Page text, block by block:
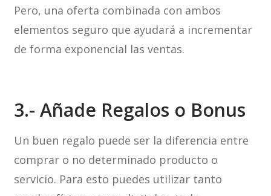
Pero, una oferta combinada con ambos
elementos seguro que ayudará a incrementar
de forma exponencial las ventas.
3.- Añade Regalos o Bonus
Un buen regalo puede ser la diferencia entre
comprar o no determinado producto o
servicio. Para esto puedes utilizar tanto